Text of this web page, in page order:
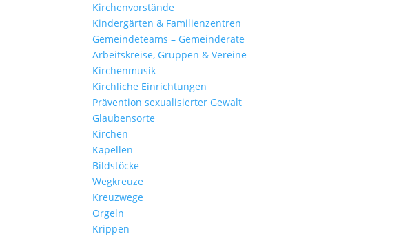
Kirchen­vor­stände
Kinder­gärten & Familienzentren
Gemein­de­teams – Gemeinderäte
Arbeits­kreise, Gruppen & Vereine
Kirchen­musik
Kirch­liche Einrichtungen
Präven­tion sexua­li­sierter Gewalt
Glau­ben­s­orte
Kirchen
Kapellen
Bild­stöcke
Wegkreuze
Kreuz­wege
Orgeln
Krippen